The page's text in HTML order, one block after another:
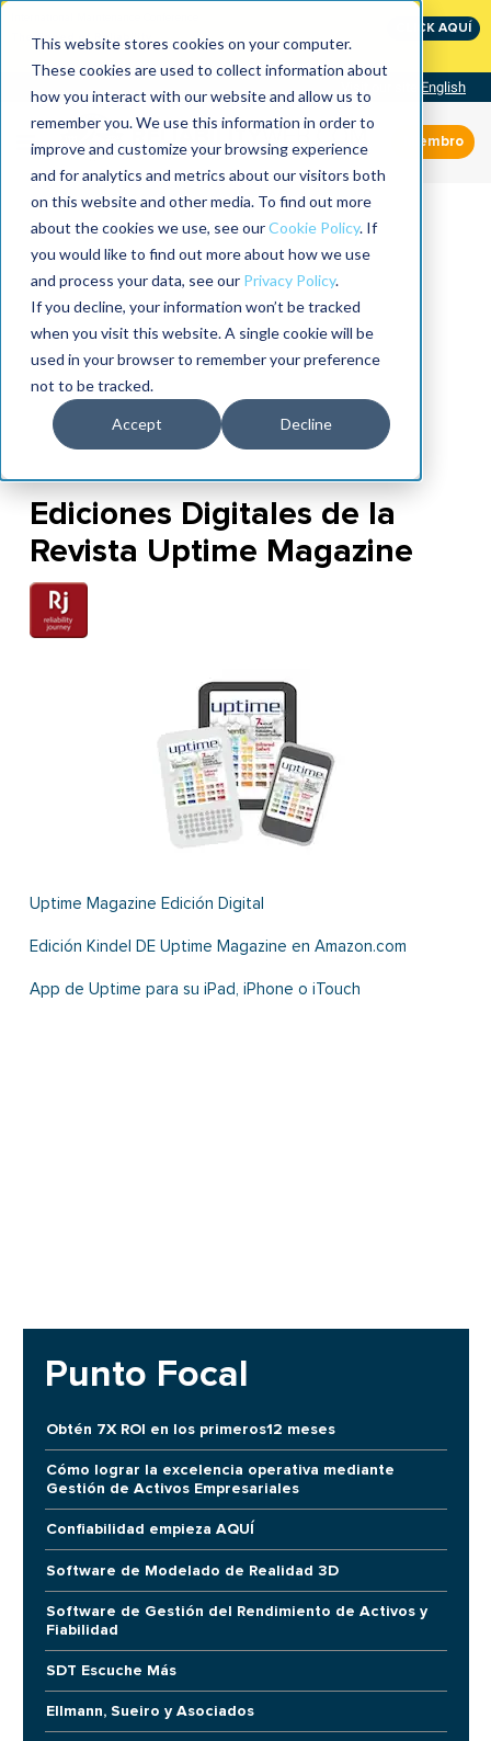
This website stores cookies on your computer.
These cookies are used to collect information about
how you interact with our website and allow us to
remember you. We use this information in order to
improve and customize your browsing experience
and for analytics and metrics about our visitors both
on this website and other media. To find out more
about the cookies we use, see ourCookie Policy. If
you would like to find out more about how we use
and process your data, see our Privacy Policy.
If you decline, your information won’t be tracked
when you visit this website. A single cookie will be
used in your browser to remember your preference
not to be tracked.
Accept Decline
The Speed of Reliability
CLICK AQUÍ
English
Miembro
Ediciones Digitales de la
Revista Uptime Magazine
Uptime Magazine Edición Digital
Edición Kindel DE Uptime Magazine en Amazon.com
App de Uptime para su iPad, iPhone o iTouch
Punto Focal
Obtén 7X ROI en los primeros12 meses
Cómo lograr la excelencia operativa mediante
Gestión de Activos Empresariales
Confiabilidad empieza AQUÍ
Software de Modelado de Realidad 3D
Software de Gestión del Rendimiento de Activos y
Fiabilidad
SDT Escuche Más
Ellmann, Sueiro y Asociados